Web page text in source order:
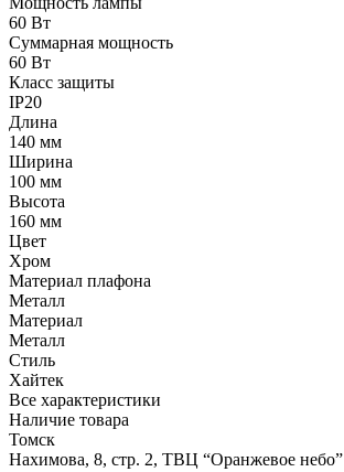
60 Вт
Суммарная мощность
60 Вт
Класс защиты
IP20
Длина
140 мм
Ширина
100 мм
Высота
160 мм
Цвет
Хром
Материал плафона
Металл
Материал
Металл
Стиль
Хайтек
Все характеристики
Наличие товара
Томск
Нахимова, 8, стр. 2​, ТВЦ “Оранжевое небо​”